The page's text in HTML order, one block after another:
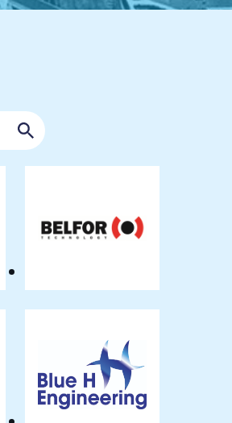
Zoeken
BELFOR
BV
Blue
H